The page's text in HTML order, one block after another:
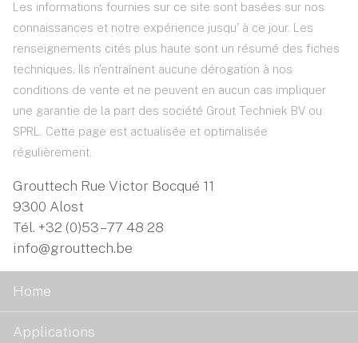
Les informations fournies sur ce site sont basées sur nos
connaissances et notre expérience jusqu' à ce jour. Les
renseignements cités plus haute sont un résumé des fiches
techniques. Ils n'entraînent aucune dérogation à nos
conditions de vente et ne peuvent en aucun cas impliquer
une garantie de la part des société Grout Techniek BV ou
SPRL. Cette page est actualisée et optimalisée
régulièrement.
Grouttech Rue Victor Bocqué 11
9300 Alost
Tél. +32 (0)53 – 77 48 28
info@grouttech.be
Home
Applications